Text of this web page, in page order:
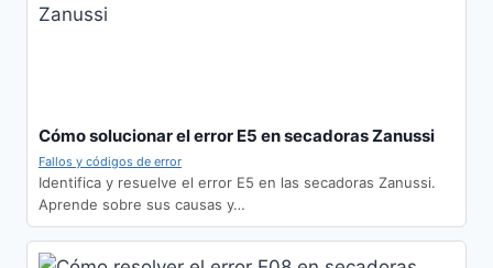
Cómo solucionar el error E5 en secadoras Zanussi
Fallos y códigos de error
Identifica y resuelve el error E5 en las secadoras Zanussi.
Aprende sobre sus causas y…